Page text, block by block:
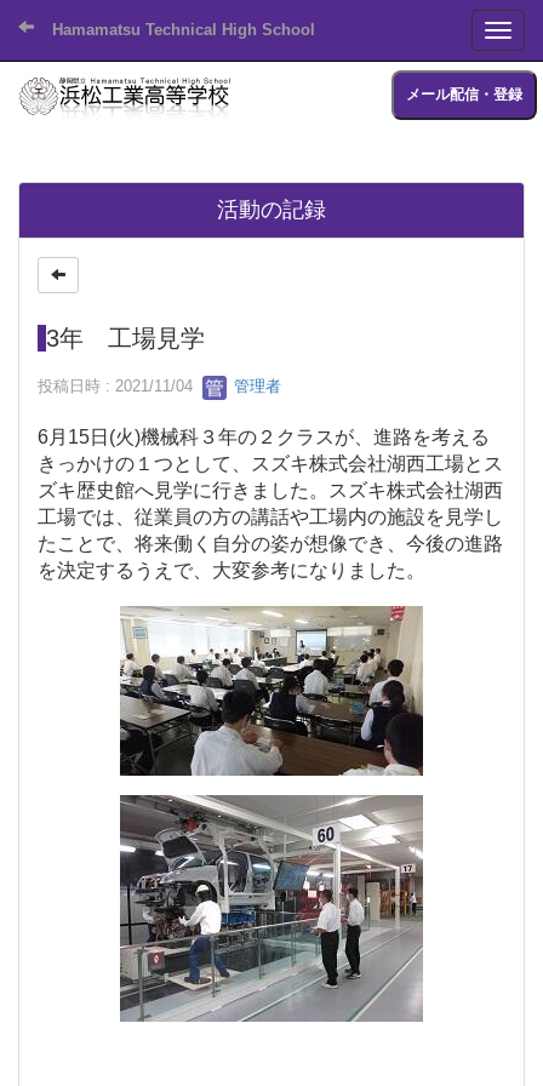
Hamamatsu Technical High School
メール配信・登録
活動の記録
3年 工場見学
投稿日時 : 2021/11/04 管理者
6月15日(火)機械科３年の２クラスが、進路を考える
きっかけの１つとして、スズキ株式会社湖西工場とス
ズキ歴史館へ見学に行きました。スズキ株式会社湖西
工場では、従業員の方の講話や工場内の施設を見学し
たことで、将来働く自分の姿が想像でき、今後の進路
を決定するうえで、大変参考になりました。